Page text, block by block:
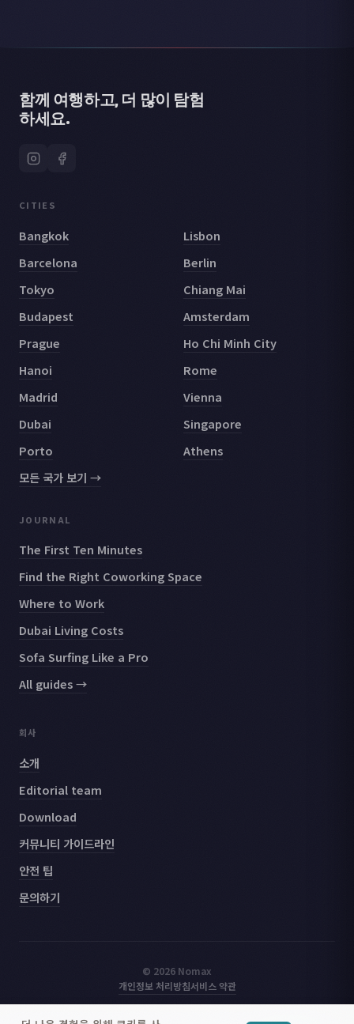
함께 여행하고, 더 많이 탐험
하세요.
CITIES
Bangkok
Lisbon
Barcelona
Berlin
Tokyo
Chiang Mai
Budapest
Amsterdam
Prague
Ho Chi Minh City
Hanoi
Rome
Madrid
Vienna
Dubai
Singapore
Porto
Athens
모든 국가 보기 →
JOURNAL
The First Ten Minutes
Find the Right Coworking Space
Where to Work
Dubai Living Costs
Sofa Surfing Like a Pro
All guides →
회사
소개
Editorial team
Download
커뮤니티 가이드라인
안전 팁
문의하기
© 2026 Nomax
개인정보 처리방침서비스 약관